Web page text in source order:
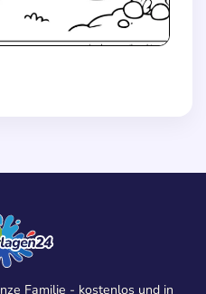
Familie - kostenlos und in